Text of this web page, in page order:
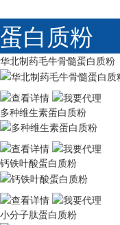
蛋白质粉
华北制药毛牛骨髓蛋白质粉
多种维生素蛋白质粉
钙铁叶酸蛋白质粉
小分子肽蛋白质粉